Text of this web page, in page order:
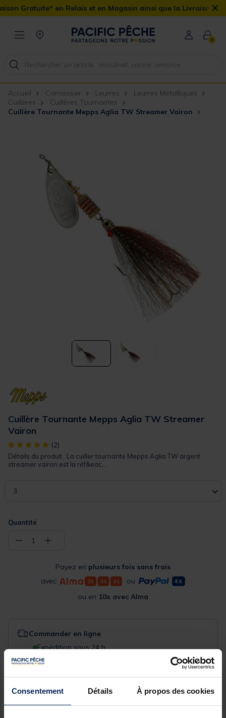
Consentement Détails À propos des cookies
Gratuite* en Relais et en Magasin ainsi que la Livraison ×
0
Accueil Carnassier Leurres
Leurres Métalliques
Cuillères
Cuillères Tournantes
Cuillère Tournante Mepps Aglia TW Streamer Vairon
Cuillère Tournante Mepps Aglia TW Streamer
Vairon
[object Object] out of 5 Customer Rating
(2)
Détails du produit : La cuiller tournante Mepps Aglia TW argent
streamer vairon est la réf&eac...
3
Quantité
− 1 +
Payez en plusieurs fois sans frais
avec
ou
ou en 10x avec Alma
Commander en ligne
Expédition sous 24 h
Choisissez un magasin pour voir la disponibilité
Rechercher votre magasin